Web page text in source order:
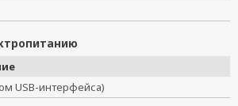
USB-интерфейса)